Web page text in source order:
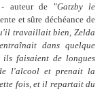
- auteur de "Gatzby le
et sûre déchéance de
travaillait bien, Zelda
dans quelque
ils faisaient de longues
l'alcool et prenait la
fois, et il repartait du